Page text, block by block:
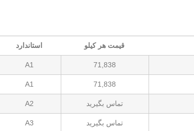
قیمت هر کیلو استاندارد
71,838
A1
71,838
A1
تماس بگیرید A2
تماس بگیرید A3